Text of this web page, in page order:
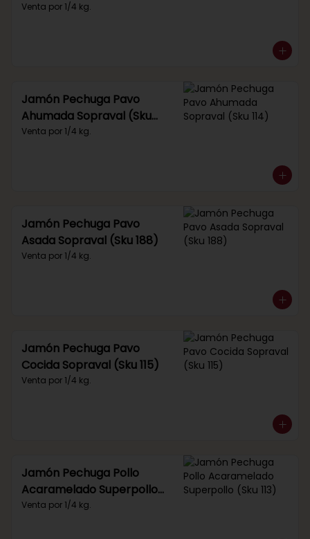
Venta por 1/4 kg.
Jamón Pechuga Pavo
Ahumada Sopraval (Sku
114)
Venta por 1/4 kg.
Jamón Pechuga Pavo
Asada Sopraval (Sku 188)
Venta por 1/4 kg.
Jamón Pechuga Pavo
Cocida Sopraval (Sku 115)
Venta por 1/4 kg.
Jamón Pechuga Pollo
Acaramelado Superpollo
(Sku 113)
Venta por 1/4 kg.